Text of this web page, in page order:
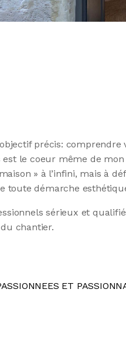
précis: comprendre
le coeur même de
» à l’infini, mais à
toute démarche
sérieux et
chantier.
ET